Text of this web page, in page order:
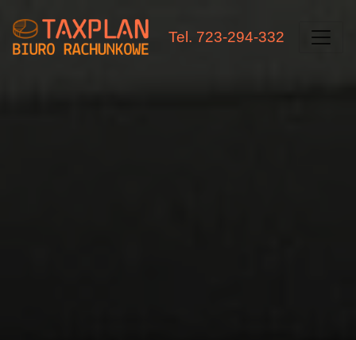
Tel. 723-294-332